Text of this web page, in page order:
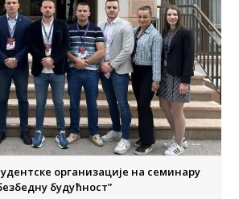
организације на семинару
будућност”